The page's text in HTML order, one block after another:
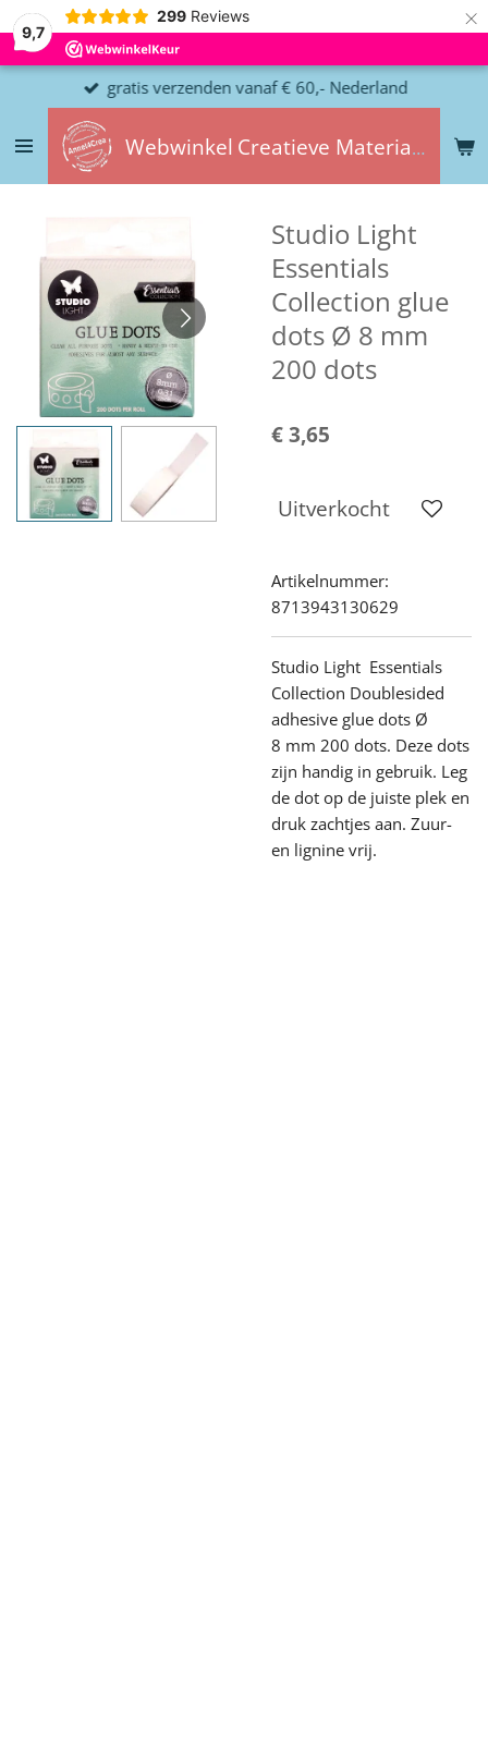
9,7
299 Reviews ×
Webwinkel Creatieve Materialen
gratis verzenden vanaf € 60,- Nederland
Studio Light
Essentials
Collection glue
dots Ø 8 mm
200 dots
€ 3,65
Uitverkocht
Artikelnummer:
8713943130629
Studio Light Essentials
Collection Doublesided
adhesive glue dots Ø
8 mm 200 dots. Deze dots
zijn handig in gebruik. Leg
de dot op de juiste plek en
druk zachtjes aan. Zuur-
en lignine vrij.